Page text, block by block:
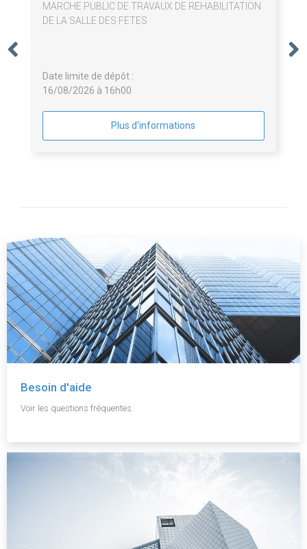
MARCHE PUBLIC DE TRAVAUX DE REHABILITATION
DE LA SALLE DES FETES
Date limite de dépôt :
16/08/2026 à 16h00
Plus d'informations
Besoin d'aide
Voir les questions fréquentes.